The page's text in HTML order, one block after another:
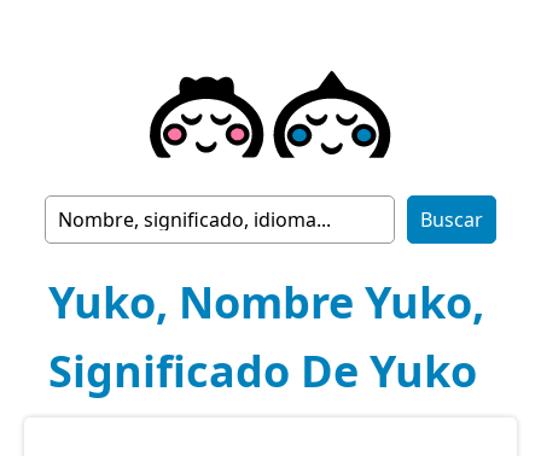
Yuko, Nombre Yuko,
Significado De Yuko